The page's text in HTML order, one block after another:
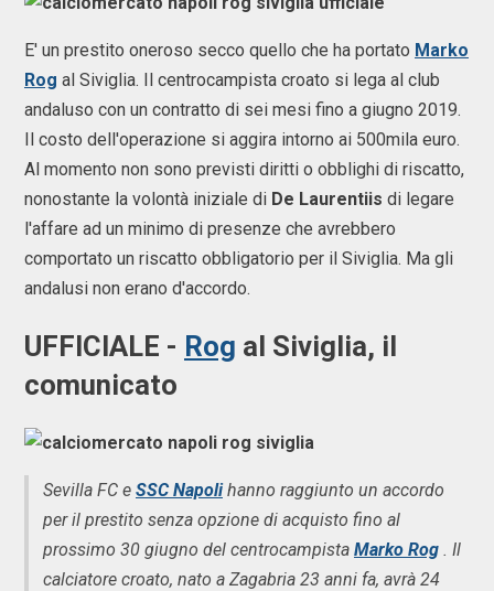
E' un prestito oneroso secco quello che ha portato Marko
Rog al Siviglia. Il centrocampista croato si lega al club
andaluso con un contratto di sei mesi fino a giugno 2019.
Il costo dell'operazione si aggira intorno ai 500mila euro.
Al momento non sono previsti diritti o obblighi di riscatto,
nonostante la volontà iniziale di De Laurentiis di legare
l'affare ad un minimo di presenze che avrebbero
comportato un riscatto obbligatorio per il Siviglia. Ma gli
andalusi non erano d'accordo.
UFFICIALE - Rog al Siviglia, il
comunicato
Sevilla FC e SSC Napolihanno raggiunto un accordo
per il prestito senza opzione di acquisto fino al
prossimo 30 giugno del centrocampista Marko Rog . Il
calciatore croato, nato a Zagabria 23 anni fa, avrà 24